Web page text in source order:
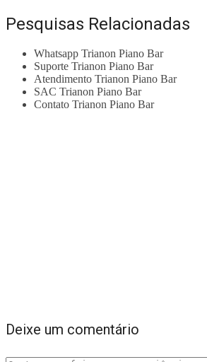
Pesquisas Relacionadas
Whatsapp Trianon Piano Bar
Suporte Trianon Piano Bar
Atendimento Trianon Piano Bar
SAC Trianon Piano Bar
Contato Trianon Piano Bar
Deixe um comentário